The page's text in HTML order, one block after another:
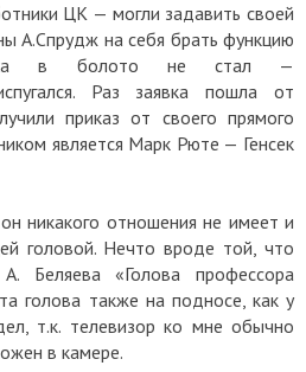
ЦК — могли задавить своей
А.Спрудж на себя брать функцию
в болото не стал —
Раз заявка пошла от
приказ от своего прямого
является Марк Рюте — Генсек
никакого отношения не имеет и
головой. Нечто вроде той, что
Беляева «Голова профессора
голова также на подносе, как у
т.к. телевизор ко мне обычно
в камере.